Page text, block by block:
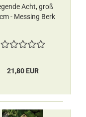
Acht, groß
- Messing Berk
21,80 EUR